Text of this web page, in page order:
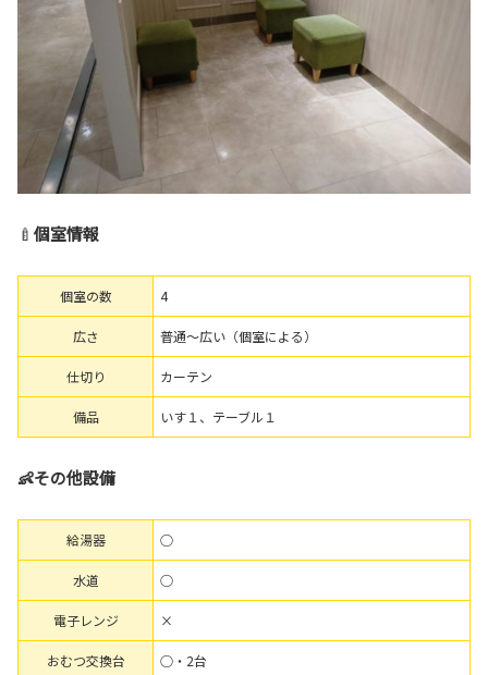
🍼 個室情報
個室の数 4
広さ 普通～広い（個室による）
仕切り カーテン
備品 いす１、テーブル１
👶その他設備
給湯器 ○
水道 ○
電子レンジ ×
おむつ交換台 ○・2台